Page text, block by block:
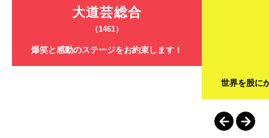
大道芸総合
（1461）
爆笑と感動のステージをお約束します！
世界を股に